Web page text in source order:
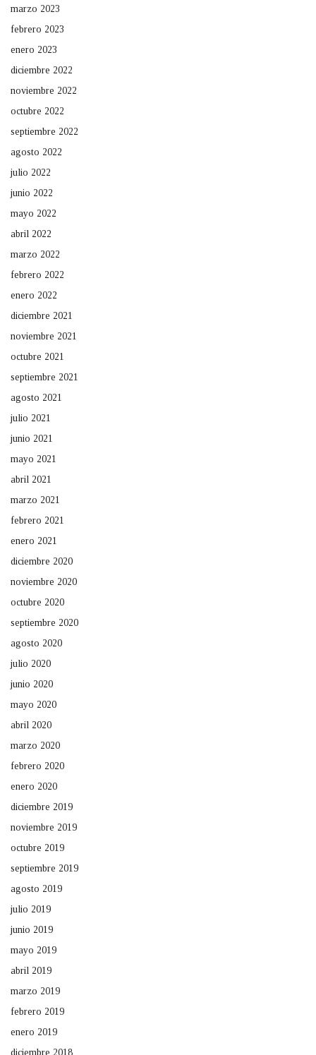
marzo 2023
febrero 2023
enero 2023
diciembre 2022
noviembre 2022
octubre 2022
septiembre 2022
agosto 2022
julio 2022
junio 2022
mayo 2022
abril 2022
marzo 2022
febrero 2022
enero 2022
diciembre 2021
noviembre 2021
octubre 2021
septiembre 2021
agosto 2021
julio 2021
junio 2021
mayo 2021
abril 2021
marzo 2021
febrero 2021
enero 2021
diciembre 2020
noviembre 2020
octubre 2020
septiembre 2020
agosto 2020
julio 2020
junio 2020
mayo 2020
abril 2020
marzo 2020
febrero 2020
enero 2020
diciembre 2019
noviembre 2019
octubre 2019
septiembre 2019
agosto 2019
julio 2019
junio 2019
mayo 2019
abril 2019
marzo 2019
febrero 2019
enero 2019
diciembre 2018